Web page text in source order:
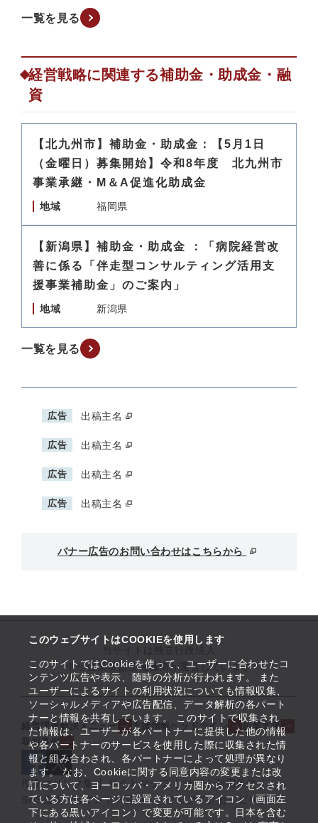
このウェブサイトはCOOKIEを使用します
このサイトではCookieを使って、ユーザーに合わせたコ
ンテンツ広告や表示、随時の分析が行われます。 また
ユーザーによるサイトの利用状況についても情報収集、
ソーシャルメディアや広告配信、データ解析の各パート
ナーと情報を共有しています。 このサイトで収集され
た情報は、ユーザーが各パートナーに提供した他の情報
や各パートナーのサービスを使用した際に収集された情
報と組み合わされ、各パートナーによって処理が異なり
ます。 なお、Cookieに関する同意内容の変更または改
訂について、ヨーロッパ・アメリカ圏からアクセスされ
ている方は各ページに設置されているアイコン（画面左
下にある黒いアイコン）で変更が可能です。日本を含む
一覧を見る
経営戦略に関連する補助金・助成金・融
資
【北九州市】補助金・助成金：【5月1日
（金曜日）募集開始】令和8年度 北九州市
事業承継・M＆A促進化助成金
地域 福岡県
【新潟県】補助金・助成金 ：「病院経営改
善に係る「伴走型コンサルティング活用支
援事業補助金」のご案内」
地域 新潟県
一覧を見る
広告 出稿主名
広告 出稿主名
広告 出稿主名
広告 出稿主名
バナー広告のお問い合わせはこちらから
中小企業基盤整備機構が運営しています
経営課題解決メニュー 支援情報ヘッドライン
起業支援
取組事例
役立つリンク集 サイトマップ
サイト利用条件
SNS公式アカウント一覧
ウェブアクセシビリティ